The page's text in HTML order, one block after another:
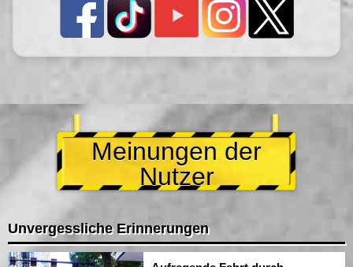
Meinungen der
Nutzer
Unvergessliche Erinnerungen